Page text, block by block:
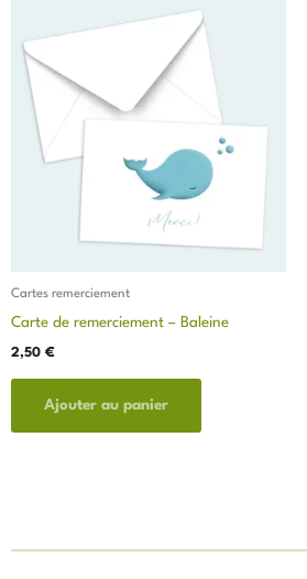
Cartes remerciement
Carte de remerciement – Baleine
2,50 €
Ajouter au panier